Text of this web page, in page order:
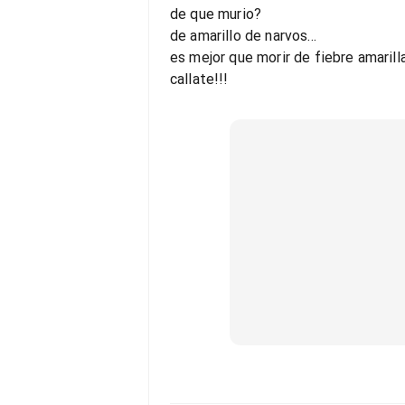
de que murio?
de amarillo de narvos...
es mejor que morir de fiebre
callate!!!